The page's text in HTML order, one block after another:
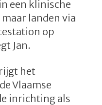
een klinische
landen via
op
Jan.
het
Vlaamse
inrichting als